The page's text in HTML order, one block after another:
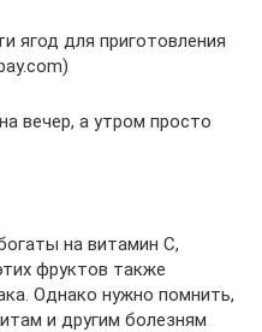
ягод для приготовления
вечер, а утром просто
на витамин С,
фруктов также
Однако нужно помнить,
и другим болезням